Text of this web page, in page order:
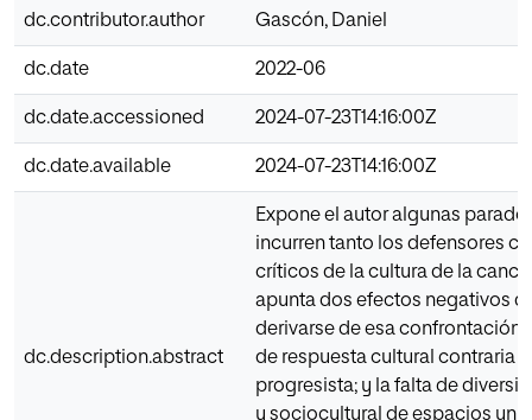
dc.contributor.author Gascón, Daniel
dc.date 2022-06
dc.date.accessioned 2024-07-23T14:16:00Z
dc.date.available 2024-07-23T14:16:00Z
dc.description.abstract
Expone el autor algunas
incurren tanto los defensores
críticos de la cultura de la
apunta dos efectos negativos
derivarse de esa confrontación:
de respuesta cultural contraria
progresista; y la falta de
y sociocultural de espacios